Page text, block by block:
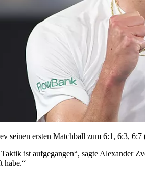
seinen ersten Matchball zum 6:1, 6:3,
ist aufgegangen“, sagte
habe.“